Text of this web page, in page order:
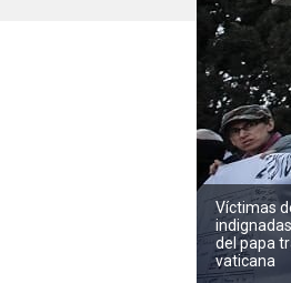
Víctimas
del papa
vaticana